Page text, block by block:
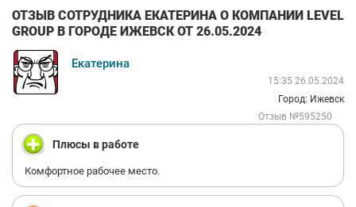
ОТЗЫВ СОТРУДНИКА ЕКАТЕРИНА О КОМПАНИИ LEVEL
GROUP В ГОРОДЕ ИЖЕВСК ОТ 26.05.2024
Екатерина
15:35 26.05.2024
Город: Ижевск
Отзыв №595250
Плюсы в работе
Комфортное рабочее место.